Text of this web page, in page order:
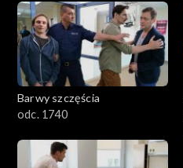
Barwy szczęścia
odc. 1740